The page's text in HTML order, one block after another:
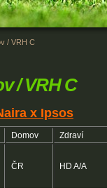
/ VRH C
/ VRH C
x Ipsos
Domov Zdraví
ČR HD A/A